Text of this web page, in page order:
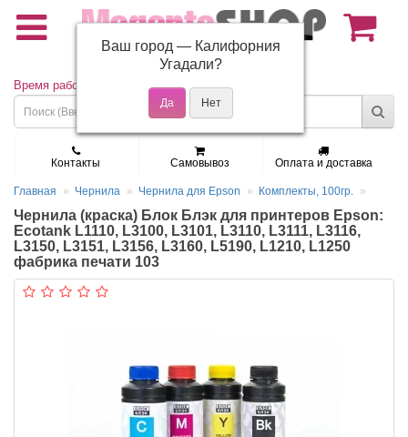
(495) 150-01-37
Время работы: Пн - Пт 9:30 - 19:00
Контакты Самовывоз Оплата и доставка
Главная Чернила Чернила для Epson Комплекты, 100гр.
Чернила (краска) Блок Блэк для принтеров Epson:
Ecotank L1110, L3100, L3101, L3110, L3111, L3116,
L3150, L3151, L3156, L3160, L5190, L1210, L1250
фабрика печати 103
Ваш город — Калифорния
Угадали?